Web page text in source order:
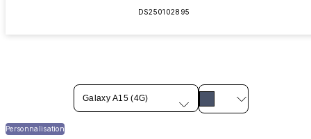
DS250102895
Galaxy A15 (4G)
Personnalisation